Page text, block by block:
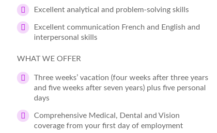
Excellent analytical and problem-solving skills
Excellent communication French and English and
interpersonal skills
WHAT WE OFFER
Three weeks’ vacation (four weeks after three years
and five weeks after seven years) plus five personal
days
Comprehensive Medical, Dental and Vision
coverage from your first day of employment